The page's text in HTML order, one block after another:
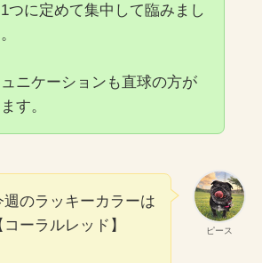
つに定めて集中して臨みまし
ニケーションも直球の方が
す。
ピース
週のラッキーカラーは
コーラルレッド】